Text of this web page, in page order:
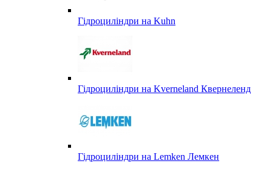
Гідроциліндри на Kuhn
Гідроциліндри на Kverneland Квернеленд
Гідроциліндри на Lemken Лемкен